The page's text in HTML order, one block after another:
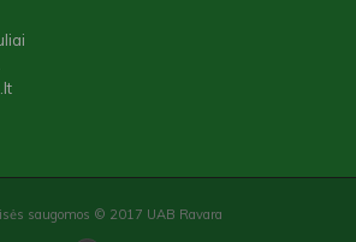
saugomos © 2017 UAB Ravara